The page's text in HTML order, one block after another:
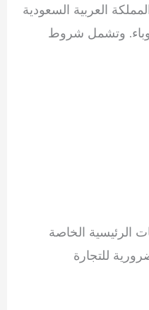
العربية السعودية
وتشمل شروط
الرئيسية الخاصة
للتجارة